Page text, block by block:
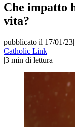
Che impatto
vita?
pubblicato il 17/01/23|
Catholic Link
|3 min di lettura